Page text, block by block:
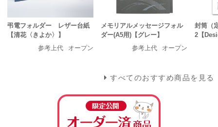
弔電フォルダー レザー台紙
【清花〈きよか〉】
参考上代
オープン
メモリアルメッセージフォル
ダー(A5用)【グレー】
参考上代
オープン
封筒（
2【
すべてのおすすめ商品を見る